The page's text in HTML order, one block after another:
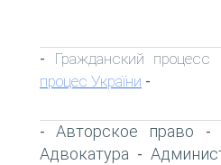
- Гражданский процесс
процес України -
-Авторское право -
Адвокатура -